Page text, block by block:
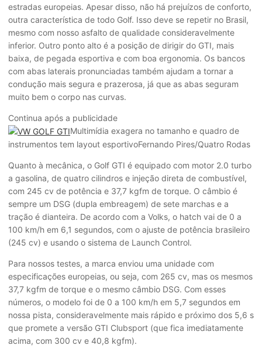
estradas europeias. Apesar disso, não há prejuízos de conforto,
outra característica de todo Golf. Isso deve se repetir no Brasil,
mesmo com nosso asfalto de qualidade consideravelmente
inferior. Outro ponto alto é a posição de dirigir do GTI, mais
baixa, de pegada esportiva e com boa ergonomia. Os bancos
com abas laterais pronunciadas também ajudam a tornar a
condução mais segura e prazerosa, já que as abas seguram
muito bem o corpo nas curvas.
Continua após a publicidade
Multimídia exagera no tamanho e quadro de
instrumentos tem layout esportivoFernando Pires/Quatro Rodas
Quanto à mecânica, o Golf GTI é equipado com motor 2.0 turbo
a gasolina, de quatro cilindros e injeção direta de combustível,
com 245 cv de potência e 37,7 kgfm de torque. O câmbio é
sempre um DSG (dupla embreagem) de sete marchas e a
tração é dianteira. De acordo com a Volks, o hatch vai de 0 a
100 km/h em 6,1 segundos, com o ajuste de potência brasileiro
(245 cv) e usando o sistema de Launch Control.
Para nossos testes, a marca enviou uma unidade com
especificações europeias, ou seja, com 265 cv, mas os mesmos
37,7 kgfm de torque e o mesmo câmbio DSG. Com esses
números, o modelo foi de 0 a 100 km/h em 5,7 segundos em
nossa pista, consideravelmente mais rápido e próximo dos 5,6 s
que promete a versão GTI Clubsport (que fica imediatamente
acima, com 300 cv e 40,8 kgfm).